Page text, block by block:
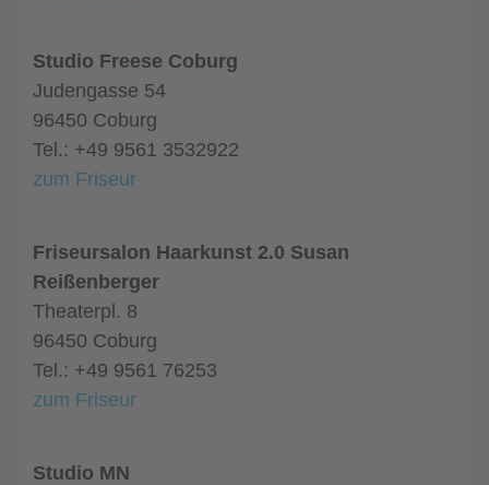
Studio Freese Coburg
Judengasse 54
96450 Coburg
Tel.: +49 9561 3532922
zum Friseur
Friseursalon Haarkunst 2.0 Susan
Reißenberger
Theaterpl. 8
96450 Coburg
Tel.: +49 9561 76253
zum Friseur
Studio MN